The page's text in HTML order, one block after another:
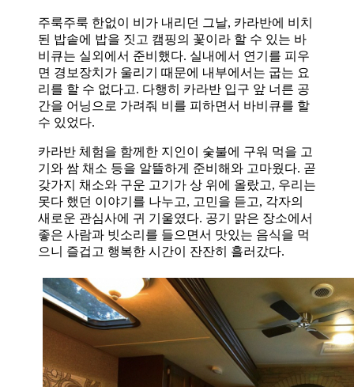
주룩주룩 한없이 비가 내리던 그날, 카라반에 비치
된 밥솥에 밥을 짓고 캠핑의 꽃이라 할 수 있는 바
비큐는 실외에서 준비했다. 실내에서 연기를 피우
면 경보장치가 울리기 때문에 내부에서는 굽는 요
리를 할 수 없다고. 다행히 카라반 입구 앞 너른 공
간을 어닝으로 가려줘 비를 피하면서 바비큐를 할
수 있었다.
카라반 체험을 함께한 지인이 숯불에 구워 먹을 고
기와 쌈 채소 등을 알뜰하게 준비해와 고마웠다. 곧
갖가지 채소와 구운 고기가 상 위에 올랐고, 우리는
못다 했던 이야기를 나누고, 고민을 듣고, 각자의
새로운 관심사에 귀 기울였다. 공기 맑은 장소에서
좋은 사람과 빗소리를 들으면서 맛있는 음식을 먹
으니 즐겁고 행복한 시간이 잔잔히 흘러갔다.